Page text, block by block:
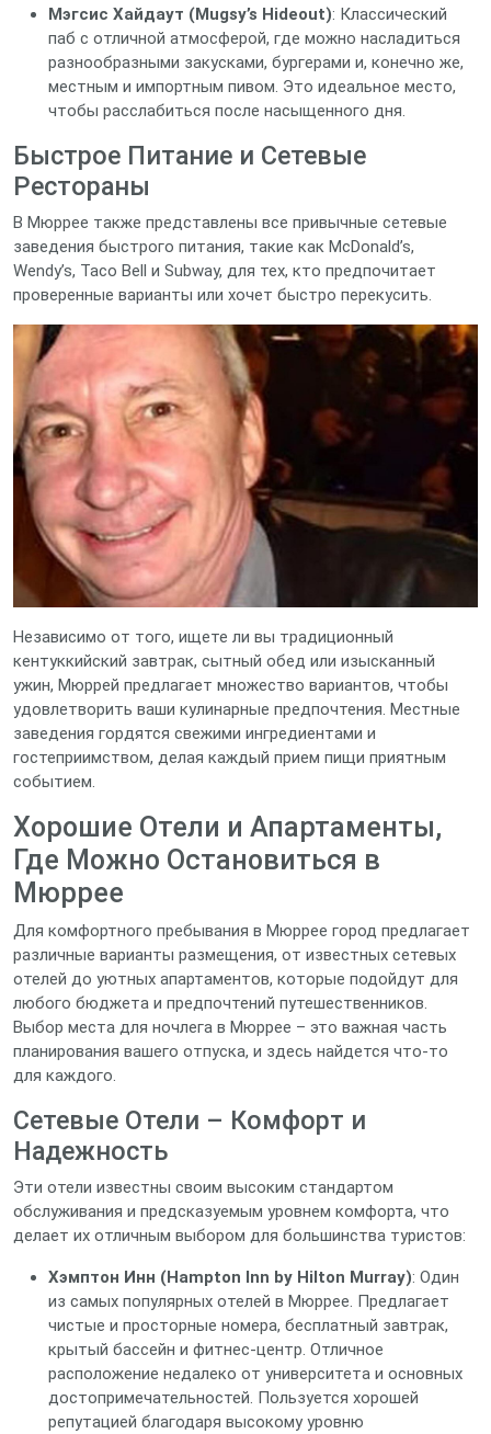
Мэгсис Хайдаут (Mugsy’s Hideout): Классический
паб с отличной атмосферой, где можно насладиться
разнообразными закусками, бургерами и, конечно же,
местным и импортным пивом. Это идеальное место,
чтобы расслабиться после насыщенного дня.
Быстрое Питание и Сетевые
Рестораны
В Мюррее также представлены все привычные сетевые
заведения быстрого питания, такие как McDonald’s,
Wendy’s, Taco Bell и Subway, для тех, кто предпочитает
проверенные варианты или хочет быстро перекусить.
Независимо от того, ищете ли вы традиционный
кентуккийский завтрак, сытный обед или изысканный
ужин, Мюррей предлагает множество вариантов, чтобы
удовлетворить ваши кулинарные предпочтения. Местные
заведения гордятся свежими ингредиентами и
гостеприимством, делая каждый прием пищи приятным
событием.
Хорошие Отели и Апартаменты,
Где Можно Остановиться в
Мюррее
Для комфортного пребывания в Мюррее город предлагает
различные варианты размещения, от известных сетевых
отелей до уютных апартаментов, которые подойдут для
любого бюджета и предпочтений путешественников.
Выбор места для ночлега в Мюррее – это важная часть
планирования вашего отпуска, и здесь найдется что-то
для каждого.
Сетевые Отели – Комфорт и
Надежность
Эти отели известны своим высоким стандартом
обслуживания и предсказуемым уровнем комфорта, что
делает их отличным выбором для большинства туристов:
Хэмптон Инн (Hampton Inn by Hilton Murray): Один
из самых популярных отелей в Мюррее. Предлагает
чистые и просторные номера, бесплатный завтрак,
крытый бассейн и фитнес-центр. Отличное
расположение недалеко от университета и основных
достопримечательностей. Пользуется хорошей
репутацией благодаря высокому уровню